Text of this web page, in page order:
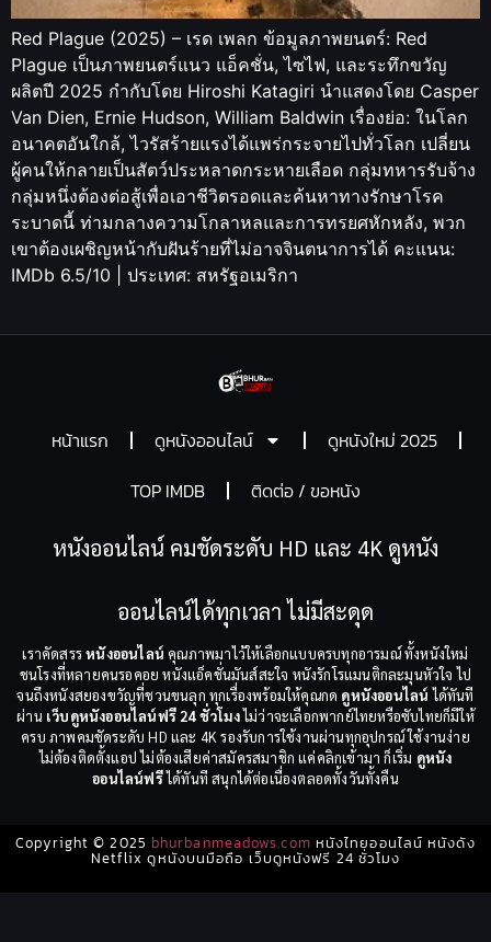
Red Plague (2025) – เรด เพลก ข้อมูลภาพยนตร์: Red
Plague เป็นภาพยนตร์แนว แอ็คชั่น, ไซไฟ, และระทึกขวัญ
ผลิตปี 2025 กำกับโดย Hiroshi Katagiri นำแสดงโดย Casper
Van Dien, Ernie Hudson, William Baldwin เรื่องย่อ: ในโลก
อนาคตอันใกล้, ไวรัสร้ายแรงได้แพร่กระจายไปทั่วโลก เปลี่ยน
ผู้คนให้กลายเป็นสัตว์ประหลาดกระหายเลือด กลุ่มทหารรับจ้าง
กลุ่มหนึ่งต้องต่อสู้เพื่อเอาชีวิตรอดและค้นหาทางรักษาโรค
ระบาดนี้ ท่ามกลางความโกลาหลและการทรยศหักหลัง, พวก
เขาต้องเผชิญหน้ากับฝันร้ายที่ไม่อาจจินตนาการได้ คะแนน:
IMDb 6.5/10 | ประเทศ: สหรัฐอเมริกา
หน้าแรก ดูหนังออนไลน์
ดูหนังใหม่ 2025
TOP IMDB
ติดต่อ / ขอหนัง
หนังออนไลน์ คมชัดระดับ HD และ 4K ดูหนัง
ออนไลน์ได้ทุกเวลา ไม่มีสะดุด
เราคัดสรรหนังออนไลน์ คุณภาพมาไว้ให้เลือกแบบครบทุกอารมณ์ ทั้งหนังใหม่
ชนโรงที่หลายคนรอคอย หนังแอ็คชั่นมันส์สะใจ หนังรักโรแมนติกละมุนหัวใจ ไป
จนถึงหนังสยองขวัญที่ชวนขนลุก ทุกเรื่องพร้อมให้คุณกด ดูหนังออนไลน์ ได้ทันที
ผ่าน เว็บดูหนังออนไลน์ฟรี 24 ชั่วโมงไม่ว่าจะเลือกพากย์ไทยหรือซับไทยก็มีให้
ครบ ภาพคมชัดระดับ HD และ 4K รองรับการใช้งานผ่านทุกอุปกรณ์ ใช้งานง่าย
ไม่ต้องติดตั้งแอป ไม่ต้องเสียค่าสมัครสมาชิก แค่คลิกเข้ามา ก็เริ่ม ดูหนัง
ออนไลน์ฟรีได้ทันที สนุกได้ต่อเนื่องตลอดทั้งวันทั้งคืน
Copyright © 2025 bhurbanmeadows.com หนังไทยออนไลน์ หนังดัง
Netflix ดูหนังบนมือถือ เว็บดูหนังฟรี 24 ชั่วโมง